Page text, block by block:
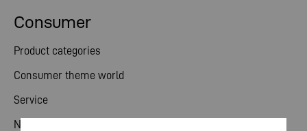
Consumer
Product categories
Consumer theme world
Service
News